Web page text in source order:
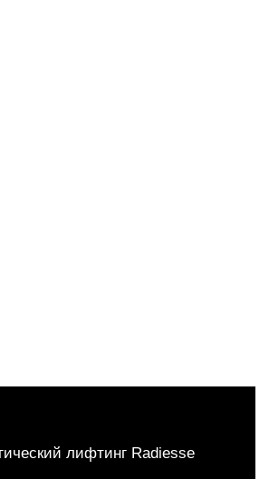
лифтинг Radiesse